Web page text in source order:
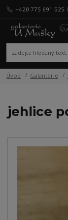
+420 775 691 525
Úvod Galanterie
jehlice